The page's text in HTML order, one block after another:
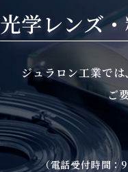
光学レンズ
ジュラロン工業で
ご
（電話受付時間